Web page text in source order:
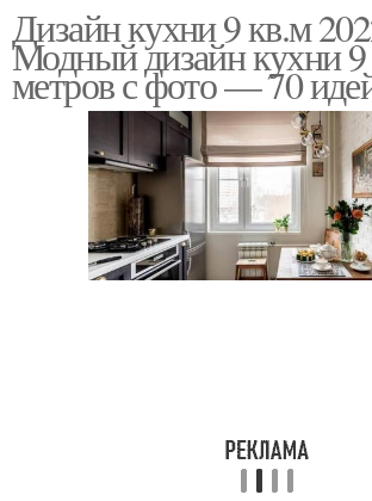
Дизайн кухни 9 кв.м
Модный дизайн кухни 9
метров с фото — 70